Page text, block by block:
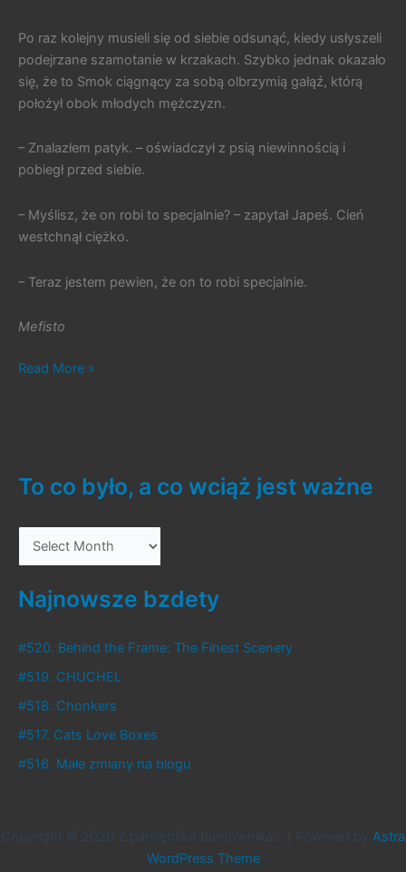
Po raz kolejny musieli się od siebie odsunąć, kiedy usłyszeli
podejrzane szamotanie w krzakach. Szybko jednak okazało
się, że to Smok ciągnący za sobą olbrzymią gałąź, którą
położył obok młodych mężczyzn.
– Znalazłem patyk. – oświadczył z psią niewinnością i
pobiegł przed siebie.
– Myślisz, że on robi to specjalnie? – zapytał Japeś. Cień
westchnął ciężko.
– Teraz jestem pewien, że on to robi specjalnie.
Mefisto
#333.
cz.40
Duchu
Read More »
To co było, a co wciąż jest ważne
o
c
b
y
Najnowsze bzdety
#520. Behind the Frame: The Finest Scenery
#519. CHUCHEL
#518. Chonkers
#517. Cats Love Boxes
#516. Małe zmiany na blogu
Copyright © 2026 Z pamiętnika buntownika... | Powered by Astra
WordPress Theme